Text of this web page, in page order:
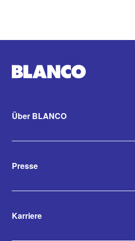
Über BLANCO
Presse
Karriere